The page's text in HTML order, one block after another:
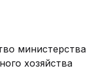
министерства
хозяйства